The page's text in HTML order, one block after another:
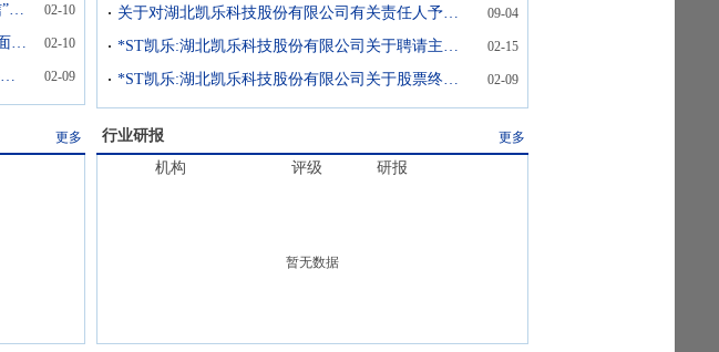
*ST凯乐将成今年A股首只退市股 曾涉“专网通信”财务造假 02-10
今年首只退市股*ST凯乐15日摘牌 A股多家公司面临退市 02-10
*ST凯乐成专网通信暴雷退市第一股 民事及刑事追责会启动吗？ 02-09
关于对湖北凯乐科技股份有限公司有关责任人予以监管警示的决定 09-04
*ST凯乐:湖北凯乐科技股份有限公司关于聘请主办券商的公告 02-15
*ST凯乐:湖北凯乐科技股份有限公司关于股票终止上市暨摘牌的公告 02-09
更多 行业研报 更多
机构 评级 研报
暂无数据